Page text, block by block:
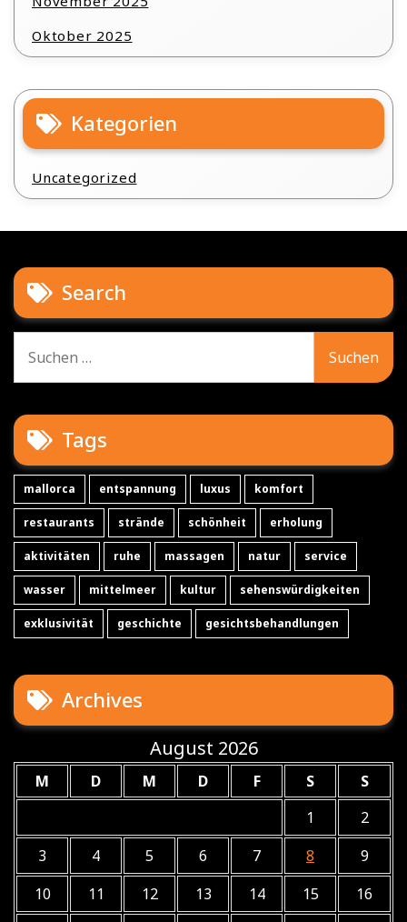
Oktober 2025
Kategorien
Uncategorized
Search
nach:
Tags
mallorca entspannung luxus komfort
restaurants strände schönheit erholung
aktivitäten ruhe massagen natur service
wasser mittelmeer kultur sehenswürdigkeiten
exklusivität geschichte gesichtsbehandlungen
Archives
August 2026
M D M D F S
S
1
2
3
4 5 6 7 8
9
10
11 12 13 14 15
16